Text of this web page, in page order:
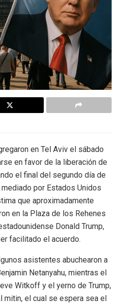
en Tel Aviv el sábado
en favor de la liberación de
el final del segundo día de
por Estados Unidos
que aproximadamente
en la Plaza de los Rehenes
Donald Trump,
facilitado el acuerdo.
asistentes abuchearon a
Netanyahu, mientras el
Witkoff y el yerno de Trump,
mitin, el cual se espera sea el